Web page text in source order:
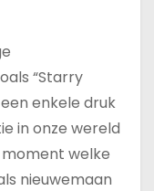
“Starry
enkele druk
in onze wereld
welke
nieuwemaan